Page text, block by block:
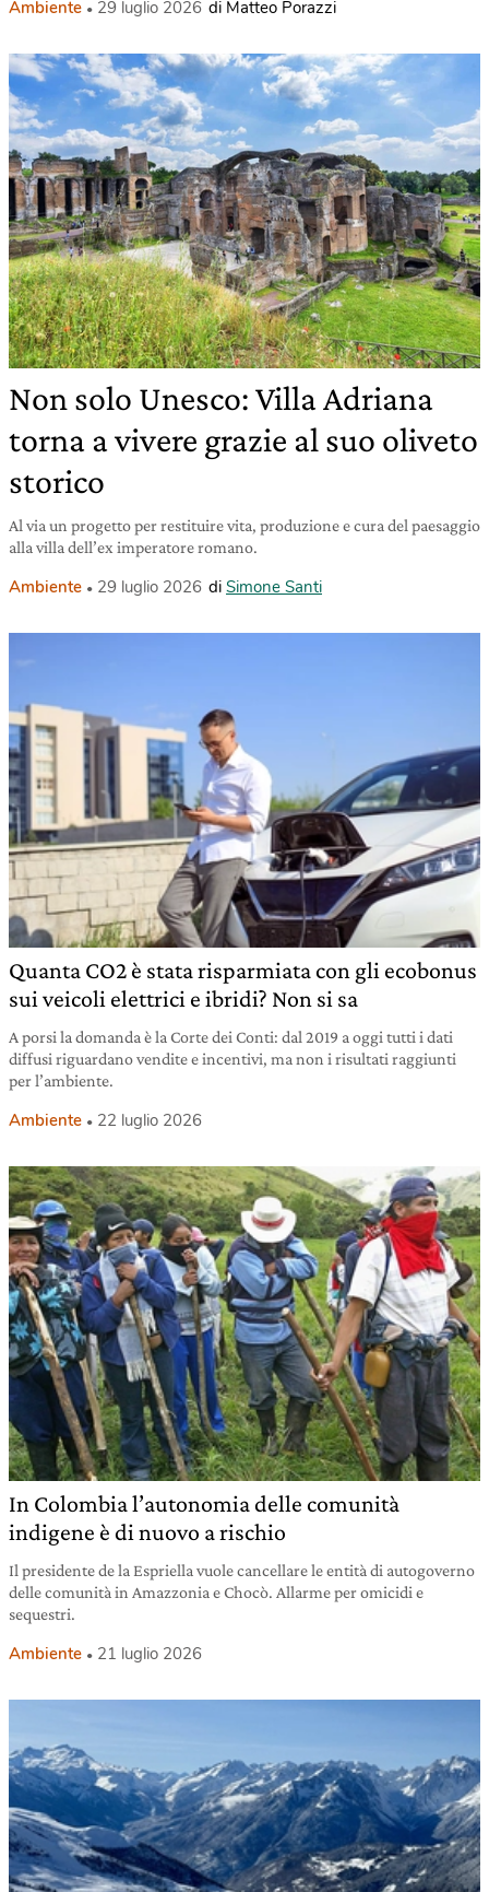
Ambiente 29 luglio 2026 di Matteo Porazzi
Non solo Unesco: Villa Adriana
torna a vivere grazie al suo oliveto
storico
Al via un progetto per restituire vita, produzione e cura del paesaggio
alla villa dell’ex imperatore romano.
Ambiente 29 luglio 2026 di Simone Santi
Quanta CO2 è stata risparmiata con gli ecobonus
sui veicoli elettrici e ibridi? Non si sa
A porsi la domanda è la Corte dei Conti: dal 2019 a oggi tutti i dati
diffusi riguardano vendite e incentivi, ma non i risultati raggiunti
per l’ambiente.
Ambiente 22 luglio 2026
In Colombia l’autonomia delle comunità
indigene è di nuovo a rischio
Il presidente de la Espriella vuole cancellare le entità di autogoverno
delle comunità in Amazzonia e Chocò. Allarme per omicidi e
sequestri.
Ambiente 21 luglio 2026